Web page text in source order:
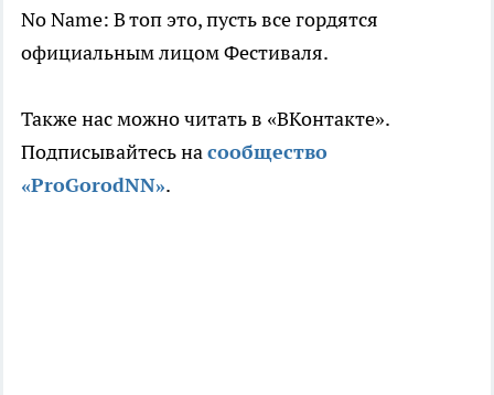
No Name: В топ это, пусть все гордятся
официальным лицом Фестиваля.
Также нас можно читать в «ВКонтакте».
Подписывайтесь насообщество
«ProGorodNN».